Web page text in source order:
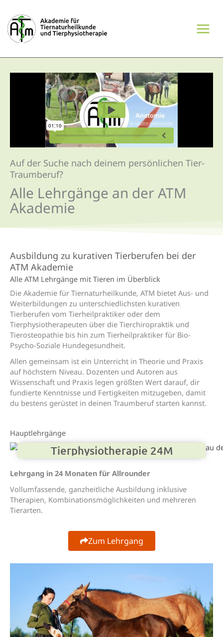
Inhalt
springen
Auf der Suche nach deinem persönlichen Tier-
Traumberuf?
Alle Lehrgänge an der ATM
Aka­demie
Ausbildung zu kurativen Tierberufen bei der
ATM Akademie
Alle ATM Lehrgänge mit Tieren im Über­blick
Die Akademie für Tiernaturheilkunde, ATM bietet Aus- und
Weiterbildungen zu unterschiedlichsten kurativen
Tierberufen vom Tierheilpraktiker oder dem
Tierphysiotherapeuten über die Tierchiropraktik und
Tierosteopathie bis hin zum Tierheilpraktiker für Bio-
Psycho-Soziale Hundegesundheit.
Allen gemeinsam ist ein Unterricht in Theorie und Praxis
auf höchstem Niveau. Dozenten und Autoren aus
Wissenschaft und Praxis legen größten Wert darauf, dir
fundierte Kenntnisse und Fertigkeiten mitzugeben, damit
du bestens gerüstet in deinen Traumberuf starten kannst.
Hauptlehrgänge
Tier­physio­therapie 24M
Lehrgang in 24 Monaten für Allrounder
Vollumfassende, ganzheitliche Ausbildung inklusive
Therapien, Kombinationsmöglichkeiten und mehreren
Tierarten.
Zum Lehrgang